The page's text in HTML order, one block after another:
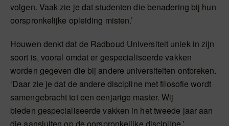
volgen. Vaak zie je dat studenten die benadering bij hun
oorspronkelijke opleiding misten.’
Houwen denkt dat de Radboud Universiteit uniek in zijn
soort is, vooral omdat er gespecialiseerde vakken
worden gegeven die bij andere universiteiten ontbreken.
‘Daar zie je dat de andere discipline met filosofie wordt
samengebracht tot een eenjarige master. Wij
bieden gespecialiseerde vakken in het tweede jaar aan